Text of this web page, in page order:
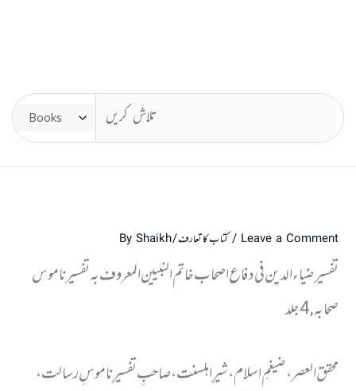
Leave a Comment
/کتاب کا تعارف/ By
Shaikh
تفسیر ضیاء الدین فی دفاع اصحاب خاتم النبیین المعروف بہ تفسیر ناموس
صحابہ, 4 جلد
محقق العصر ، ضیغمِ اسلام ، شیرِ اہلسنت ، صاحبِ تفسیرِ ناموسِ رسالت ،